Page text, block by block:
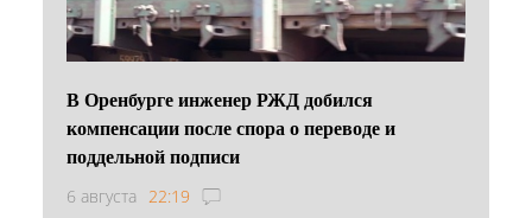
В Оренбурге инженер РЖД добился
компенсации после спора о переводе и
поддельной подписи
6 августа 22:19